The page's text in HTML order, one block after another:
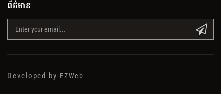
ព័ត៌មាន
Developed by EZWeb